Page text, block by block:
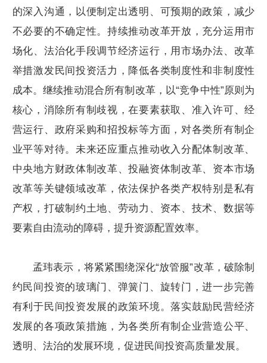
的深入沟通，以便制定出透明、可预期的政策，减少
不必要的不确定性。持续推动改革开放，充分运用市
场化、法治化手段调节经济运行，用市场办法、改革
举措激发民间投资活力，降低各类制度性和非制度性
成本。继续推动混合所有制改革，以“竞争中性”原则为
核心，消除所有制歧视，在要素获取、准入许可、经
营运行、政府采购和招投标等方面，对各类所有制企
业平等对待。未来还应重点推动收入分配体制改革、
中央地方财政体制改革、投融资体制改革、资本市场
改革等关键领域改革，依法保护各类产权特别是私有
产权，打破制约土地、劳动力、资本、技术、数据等
要素自由流动的障碍，提升资源配置效率。
孟玮表示，将紧紧围绕深化“放管服”改革，破除制
约民间投资的玻璃门、弹簧门、旋转门，进一步完善
有利于民间投资发展的政策环境。落实鼓励民营经济
发展的各项政策措施，为各类所有制企业营造公平、
透明、法治的发展环境，促进民间投资高质量发展。